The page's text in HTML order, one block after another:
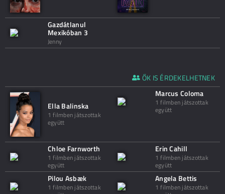
Gazdátlanul
Mexikóban 3
Jenny
ŐK IS ÉRDEKELHETNEK
Ella Balinska
1 filmben játszottak
együtt
Marcus Coloma
1 filmben játszottak
együtt
Chloe Farnworth
1 filmben játszottak
együtt
Erin Cahill
1 filmben játszottak
együtt
Pilou Asbæk
1 filmben játszottak
Angela Bettis
1 filmben játszottak